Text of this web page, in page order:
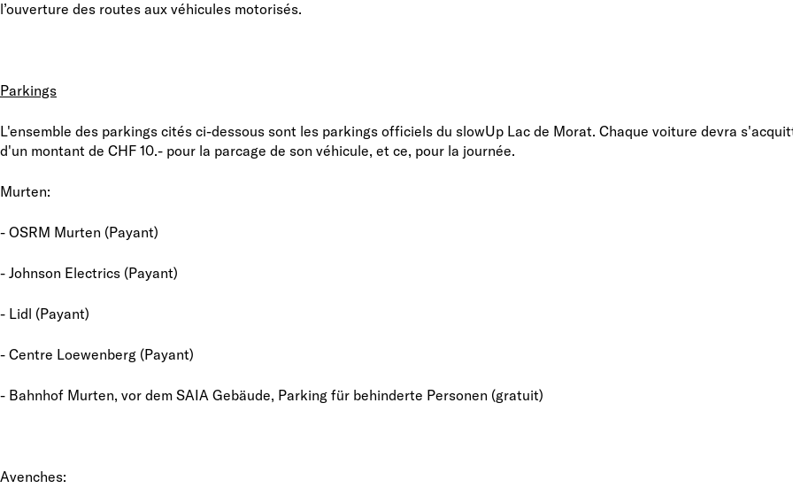
l’ouverture des routes aux véhicules motorisés.
Parkings
L'ensemble des parkings cités ci-dessous sont les parkings officiels du slowUp Lac de Morat. Chaque voiture devra
d'un montant de CHF 10.- pour la parcage de son véhicule, et ce, pour la journée.
Murten:
- OSRM Murten (Payant)
- Johnson Electrics (Payant)
- Lidl (Payant)
- Centre Loewenberg (Payant)
- Bahnhof Murten, vor dem SAIA Gebäude, Parking für behinderte Personen (gratuit)
Avenches: